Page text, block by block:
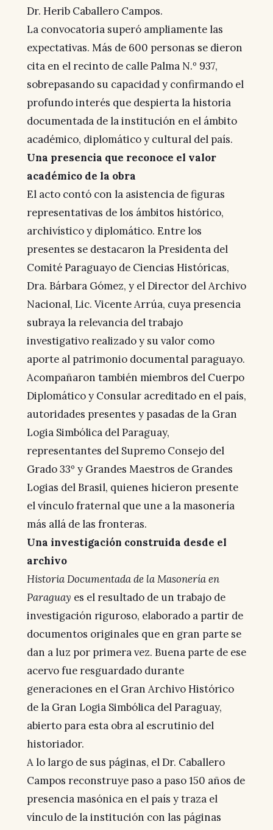
Dr. Herib Caballero Campos.
La convocatoria superó ampliamente las
expectativas. Más de 600 personas se dieron
cita en el recinto de calle Palma N.º 937,
sobrepasando su capacidad y confirmando el
profundo interés que despierta la historia
documentada de la institución en el ámbito
académico, diplomático y cultural del país.
Una presencia que reconoce el valor
académico de la obra
El acto contó con la asistencia de figuras
representativas de los ámbitos histórico,
archivístico y diplomático. Entre los
presentes se destacaron la Presidenta del
Comité Paraguayo de Ciencias Históricas,
Dra. Bárbara Gómez, y el Director del Archivo
Nacional, Lic. Vicente Arrúa, cuya presencia
subraya la relevancia del trabajo
investigativo realizado y su valor como
aporte al patrimonio documental paraguayo.
Acompañaron también miembros del Cuerpo
Diplomático y Consular acreditado en el país,
autoridades presentes y pasadas de la Gran
Logia Simbólica del Paraguay,
representantes del Supremo Consejo del
Grado 33º y Grandes Maestros de Grandes
Logias del Brasil, quienes hicieron presente
el vínculo fraternal que une a la masonería
más allá de las fronteras.
Una investigación construida desde el
archivo
Historia Documentada de la Masonería en
Paraguay es el resultado de un trabajo de
investigación riguroso, elaborado a partir de
documentos originales que en gran parte se
dan a luz por primera vez. Buena parte de ese
acervo fue resguardado durante
generaciones en el Gran Archivo Histórico
de la Gran Logia Simbólica del Paraguay,
abierto para esta obra al escrutinio del
historiador.
A lo largo de sus páginas, el Dr. Caballero
Campos reconstruye paso a paso 150 años de
presencia masónica en el país y traza el
vínculo de la institución con las páginas